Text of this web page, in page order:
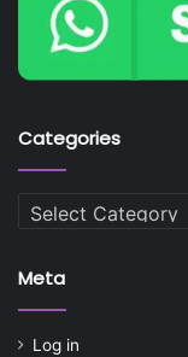
Categories
Categories
Meta
Log in